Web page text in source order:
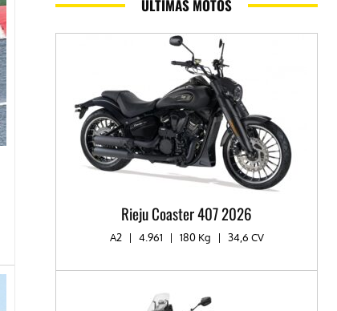
ÚLTIMAS MOTOS
Rieju Coaster 407 2026
A2 | 4.961 | 180 Kg | 34,6 CV